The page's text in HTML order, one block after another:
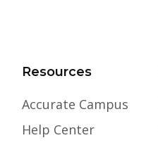
Resources
Accurate Campus
Help Center